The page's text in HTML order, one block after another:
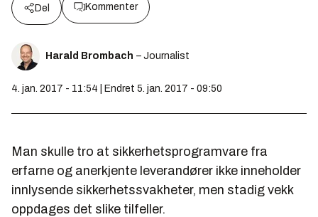
Del Kommenter
Harald Brombach – Journalist
4. jan. 2017 - 11:54 | Endret 5. jan. 2017 - 09:50
Man skulle tro at sikkerhetsprogramvare fra
erfarne og anerkjente leverandører ikke inneholder
innlysende sikkerhetssvakheter, men stadig vekk
oppdages det slike tilfeller.